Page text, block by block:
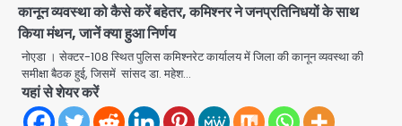
कानून व्यवस्था को कैसे करें बहेतर, कमिश्नर ने जनप्रतिनिधयों के साथ
किया मंथन, जानें क्या हुआ निर्णय
नोएडा । सेक्टर-108 स्थित पुलिस कमिश्नरेट कार्यालय में जिला की कानून व्यवस्था की
समीक्षा बैठक हुई, जिसमें सांसद डा. महेश…
यहां से शेयर करें
2
Rahul Gandhi Prayagraj Visit:
राहुल गांधी प्रयागराज पहुंचे, साथ में प्रियंका की
सिर्फ 5 हजार मौजूद
Avinash Kumar